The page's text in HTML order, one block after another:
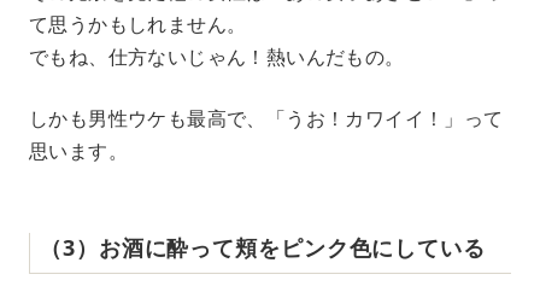
て思うかもしれません。
でもね、仕方ないじゃん！熱いんだもの。
しかも男性ウケも最高で、「うお！カワイイ！」って
思います。
（3）お酒に酔って頬をピンク色にしている